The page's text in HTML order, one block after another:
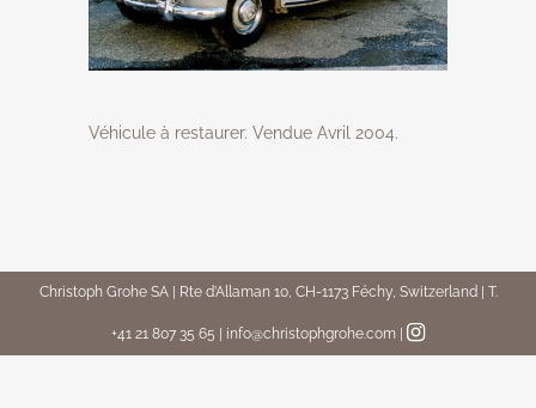
Véhicule à restaurer. Vendue Avril 2004.
Christoph Grohe SA | Rte d’Allaman 10, CH-1173 Féchy, Switzerland | T.
+41 21 807 35 65 | info@christophgrohe.com